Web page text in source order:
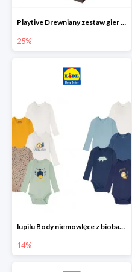
Playtive Drewniany zestaw gier 10 w 1
25%
lupilu Body niemowlęce z biobawełny
14%